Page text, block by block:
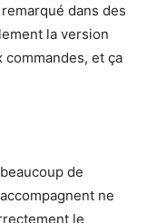
dans des
la version
commandes, et ça
de
ne
le